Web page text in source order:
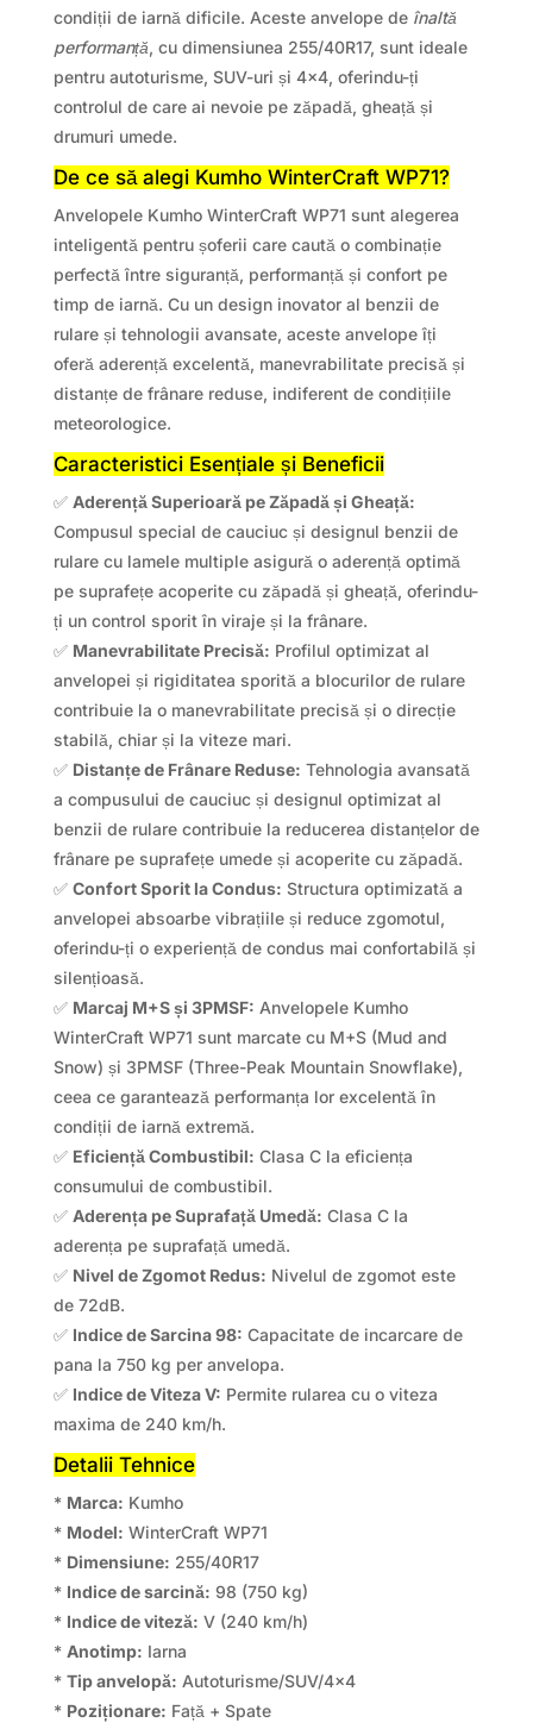
condiții de iarnă dificile. Aceste anvelope de înaltă
performanță, cu dimensiunea 255/40R17, sunt ideale
pentru autoturisme, SUV-uri și 4×4, oferindu-ți
controlul de care ai nevoie pe zăpadă, gheață și
drumuri umede.
De ce să alegi Kumho WinterCraft WP71?
Anvelopele Kumho WinterCraft WP71 sunt alegerea
inteligentă pentru șoferii care caută o combinație
perfectă între siguranță, performanță și confort pe
timp de iarnă. Cu un design inovator al benzii de
rulare și tehnologii avansate, aceste anvelope îți
oferă aderență excelentă, manevrabilitate precisă și
distanțe de frânare reduse, indiferent de condițiile
meteorologice.
Caracteristici Esențiale și Beneficii
✅ Aderență Superioară pe Zăpadă și Gheață:
Compusul special de cauciuc și designul benzii de
rulare cu lamele multiple asigură o aderență optimă
pe suprafețe acoperite cu zăpadă și gheață, oferindu-
ți un control sporit în viraje și la frânare.
✅ Manevrabilitate Precisă: Profilul optimizat al
anvelopei și rigiditatea sporită a blocurilor de rulare
contribuie la o manevrabilitate precisă și o direcție
stabilă, chiar și la viteze mari.
✅ Distanțe de Frânare Reduse: Tehnologia avansată
a compusului de cauciuc și designul optimizat al
benzii de rulare contribuie la reducerea distanțelor de
frânare pe suprafețe umede și acoperite cu zăpadă.
✅ Confort Sporit la Condus: Structura optimizată a
anvelopei absoarbe vibrațiile și reduce zgomotul,
oferindu-ți o experiență de condus mai confortabilă și
silențioasă.
✅ Marcaj M+S și 3PMSF: Anvelopele Kumho
WinterCraft WP71 sunt marcate cu M+S (Mud and
Snow) și 3PMSF (Three-Peak Mountain Snowflake),
ceea ce garantează performanța lor excelentă în
condiții de iarnă extremă.
✅ Eficiență Combustibil: Clasa C la eficiența
consumului de combustibil.
✅ Aderența pe Suprafață Umedă: Clasa C la
aderența pe suprafață umedă.
✅ Nivel de Zgomot Redus: Nivelul de zgomot este
de 72dB.
✅ Indice de Sarcina 98: Capacitate de incarcare de
pana la 750 kg per anvelopa.
✅ Indice de Viteza V: Permite rularea cu o viteza
maxima de 240 km/h.
Detalii Tehnice
* Marca: Kumho
* Model: WinterCraft WP71
* Dimensiune: 255/40R17
* Indice de sarcină: 98 (750 kg)
* Indice de viteză: V (240 km/h)
* Anotimp: Iarna
* Tip anvelopă: Autoturisme/SUV/4×4
* Poziționare: Față + Spate